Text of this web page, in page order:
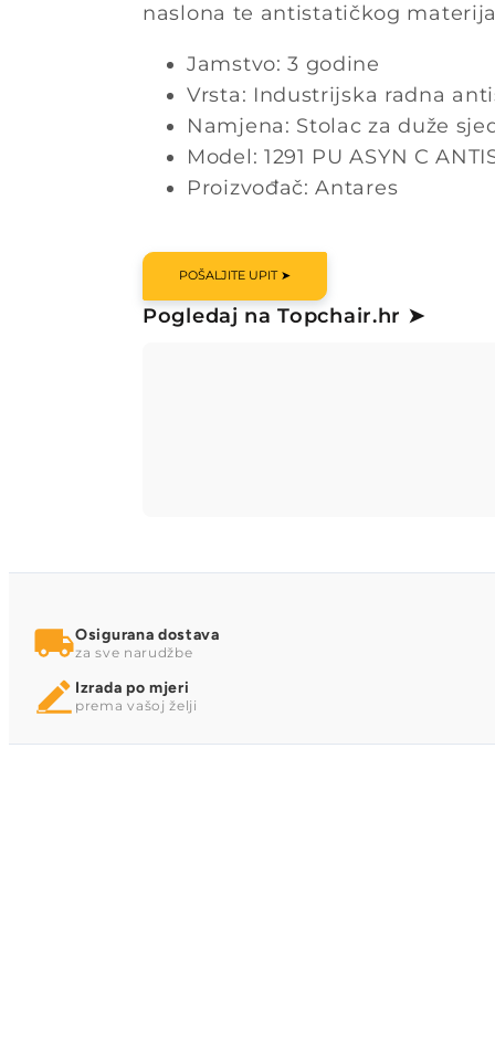
naslona te antistatičkog
Jamstvo: 3 godine
Vrsta: Industrijska radna
Namjena: Stolac za duže
Model: 1291 PU ASYN C
Proizvođač: Antares
POŠALJITE UPIT ➤
Pogledaj na Topchair.hr ➤
Osigurana dostava
za sve narudžbe
Izrada po mjeri
prema vašoj želji